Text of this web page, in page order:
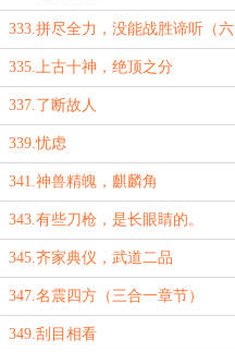
333.拼尽全力，没能战胜谛听（六
千字，二合一章节）
335.上古十神，绝顶之分
337.了断故人
339.忧虑
341.神兽精魄，麒麟角
343.有些刀枪，是长眼睛的。
345.齐家典仪，武道二品
347.名震四方（三合一章节）
349.刮目相看